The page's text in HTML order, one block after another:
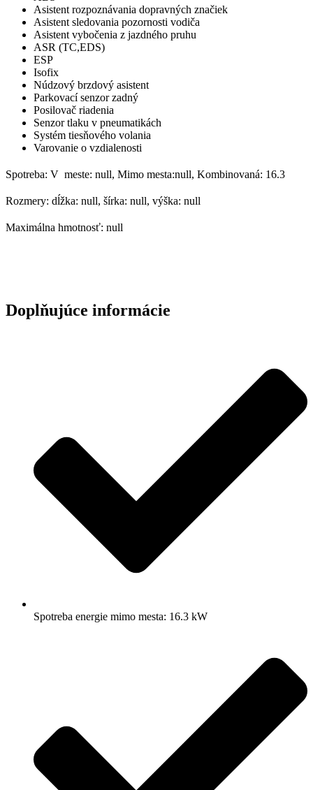
Asistent rozpoznávania dopravných značiek
Asistent sledovania pozornosti vodiča
Asistent vybočenia z jazdného pruhu
ASR (TC,EDS)
ESP
Isofix
Núdzový brzdový asistent
Parkovací senzor zadný
Posilovač riadenia
Senzor tlaku v pneumatikách
Systém tiesňového volania
Varovanie o vzdialenosti
Spotreba: V meste: null, Mimo mesta:null, Kombinovaná: 16.3
Rozmery: dĺžka: null, šírka: null, výška: null
Maximálna hmotnosť: null
Doplňujúce informácie
Spotreba energie mimo mesta: 16.3 kW